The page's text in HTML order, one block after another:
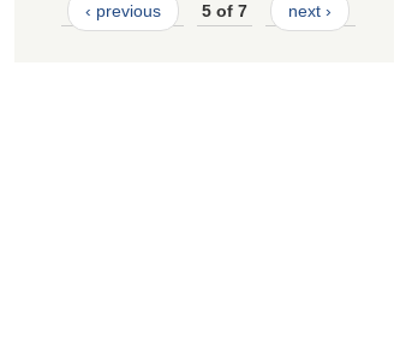
‹ previous 5 of 7 next ›